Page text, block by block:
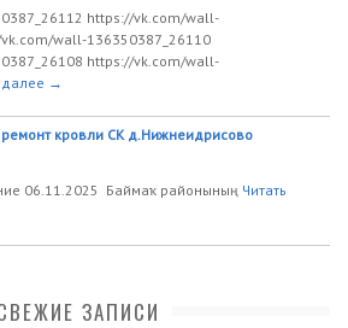
https://vk.com/wall-
wall-136350387_26110
https://vk.com/wall-
далее →
кровли СК д.Нижнеидрисово
06.11.2025 Баймаҡ районының Читать
ЗАПИСИ